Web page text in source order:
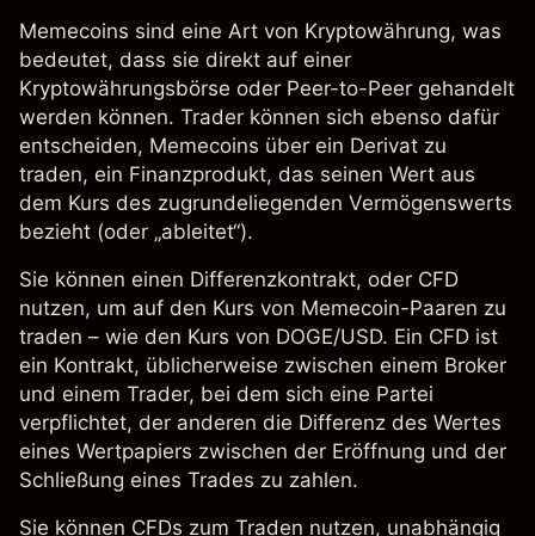
Memecoins sind eine Art von Kryptowährung, was
bedeutet, dass sie direkt auf einer
Kryptowährungsbörse oder Peer-to-Peer gehandelt
werden können. Trader können sich ebenso dafür
entscheiden, Memecoins über ein Derivat zu
traden, ein Finanzprodukt, das seinen Wert aus
dem Kurs des zugrundeliegenden Vermögenswerts
bezieht (oder „ableitet“).
Sie können einen Differenzkontrakt, oder CFD
nutzen, um auf den Kurs von Memecoin-Paaren zu
traden – wie den Kurs von DOGE/USD. Ein CFD ist
ein Kontrakt, üblicherweise zwischen einem Broker
und einem Trader, bei dem sich eine Partei
verpflichtet, der anderen die Differenz des Wertes
eines Wertpapiers zwischen der Eröffnung und der
Schließung eines Trades zu zahlen.
Sie können CFDs zum Traden nutzen, unabhängig